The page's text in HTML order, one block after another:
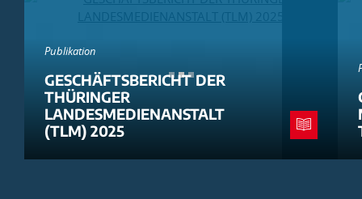
Publikation
GESCHÄFTSBERICHT DER
THÜRINGER
LANDESMEDIENANSTALT
(TLM) 2025